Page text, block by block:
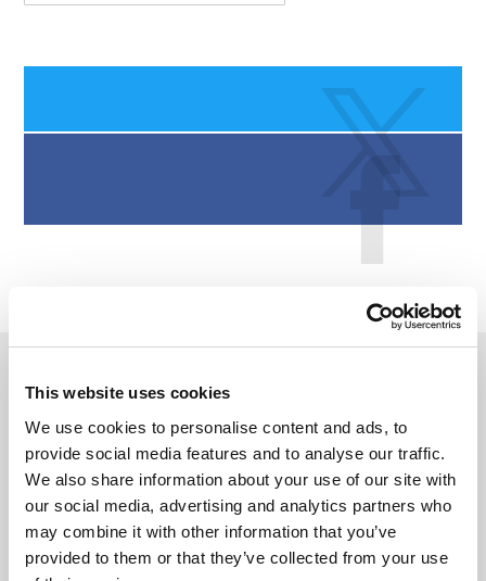
This website uses cookies
We use cookies to personalise content and ads, to
provide social media features and to analyse our traffic.
We also share information about your use of our site with
our social media, advertising and analytics partners who
may combine it with other information that you’ve
provided to them or that they’ve collected from your use
CARNET DE VOYAGE VIDÉO